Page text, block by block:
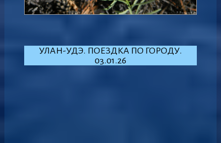
УЛАН-УДЭ. ПОЕЗДКА ПО ГОРОДУ.
03.01.26